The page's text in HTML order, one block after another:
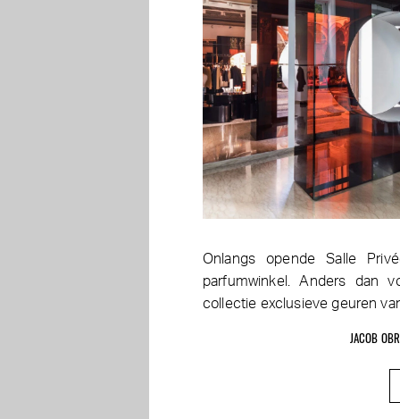
Onlangs opende Salle
parfumwinkel. Anders dan
collectie exclusieve geuren
JACOB